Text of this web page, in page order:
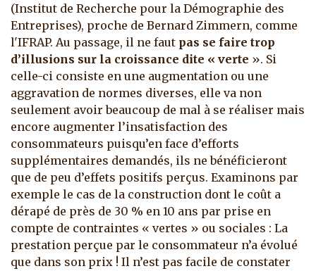
(Institut de Recherche pour la Démographie des
Entreprises), proche de Bernard Zimmern, comme
l'IFRAP. Au passage, il ne faut pas se faire trop
d’illusions sur la croissance dite « verte ». Si
celle-ci consiste en une augmentation ou une
aggravation de normes diverses, elle va non
seulement avoir beaucoup de mal à se réaliser mais
encore augmenter l’insatisfaction des
consommateurs puisqu’en face d’efforts
supplémentaires demandés, ils ne bénéficieront
que de peu d’effets positifs perçus. Examinons par
exemple le cas de la construction dont le coût a
dérapé de près de 30 % en 10 ans par prise en
compte de contraintes « vertes » ou sociales : La
prestation perçue par le consommateur n’a évolué
que dans son prix ! Il n’est pas facile de constater